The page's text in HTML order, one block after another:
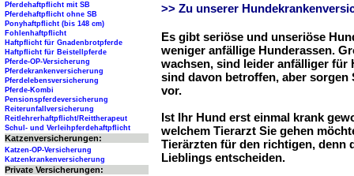
>> Zu unserer
Es gibt seriöse und unseriöse
weniger anfällige Hunderassen.
wachsen, sind leider anfälliger für
sind davon betroffen, aber sorgen
vor.
Ist Ihr Hund erst einmal krank
welchem Tierarzt Sie gehen
Tierärzten für den richtigen, denn
Lieblings entscheiden.
Pferdehaftpflicht mit SB
Pferdehaftpflicht ohne SB
Ponyhaftpflicht (bis 148 cm)
Fohlenhaftpflicht
Haftpflicht für Gnadenbrotpferde
Haftpflicht für Beistellpferde
Pferde-OP-Versicherung
Pferdekrankenversicherung
Pferdelebensversicherung
Pferde-Kombi
Pensionspferdeversicherung
Reiterunfallversicherung
Reitlehrerhaftpflicht/Reittherapeut
Schul- und Verleihpferdehaftpflicht
Katzenversicherungen:
Katzen-OP-Versicherung
Katzenkrankenversicherung
Private Versicherungen: